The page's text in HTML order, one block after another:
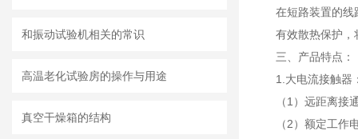
和振动试验机相关的常识
高温老化试验房的操作与用途
真空干燥箱的结构
在短路装置的线
有效散热保护，
三、产品特点：
1.大电流接触器
（1）远距离接
（2）额定工作